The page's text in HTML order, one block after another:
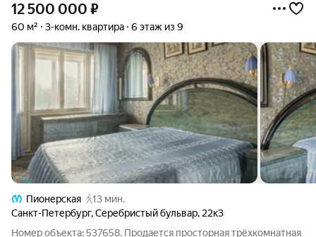
12 500 000 ₽
60 м² 3-комн. квартира 6 этаж из 9
Пионерская
13 мин.
Санкт-Петербург,Серебристый бульвар, 22к3
Номер объекта: 537658. Продается просторная трёхкомнатная